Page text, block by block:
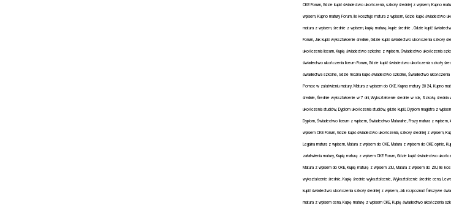
CKE Forum, Gdzie kupić świadectwo ukończenia, szkoły średniej z wpisem, Kupno
wpisem, Kupno matury Forum, Ile kosztuje matura z wpisem, Gdzie kupić świadectwo
matura z wpisem, średnie z wpisem, kupię maturę, kupie średnie , Gdzie kupić
Forum, Jak kupić wykształcenie średnie, Gdzie kupić świadectwo ukończenia
ukończenia liceum, Kupię świadectwo szkolne z wpisem, Świadectwo ukończenia
świadectwo ukończenia liceum Forum, Gdzie kupić świadectwo ukończenia szkoły
świadectwa szkolne, Gdzie można kupić świadectwo szkolne, Świadectwo
Pomoc w załatwieniu matury, Matura z wpisem do CKE, Kupno matury 2024, Kupno
średnie, Średnie wykształcenie w 7 dni, Wykształcenie średnie w rok, Szkołą średnia
ukończenia studiów, Dyplom ukończenia studiów, gdzie kupić, Dyplom magistra z
Dyplom, Świadectwo liceum z wpisem, Świadectwo Maturalne, Frazy matura z
wpisem CKE Forum, Gdzie kupić świadectwo ukończenia, szkoły średniej z wpisem,
Legalna matura z wpisem, Matura z wpisem do CKE, Matura z wpisem do CKE opinie,
załatwieniu matury, Kupię maturę z wpisem CKE Forum, Gdzie kupić świadectwo
Matura z wpisem do OKE, Kupię maturę z wpisem ZIU, Matura z wpisem do ZIU, Ile
wykształcenie średnie, Kupię średnie wykształcenie, Wykształcenie średnie cena,
kupić świadectwo ukończenia szkoły średniej z wpisem, Jak rozpoznać fałszywe
matura z wpisem cena, Kupię maturę z wpisem CKE, Kupię świadectwo ukończenia